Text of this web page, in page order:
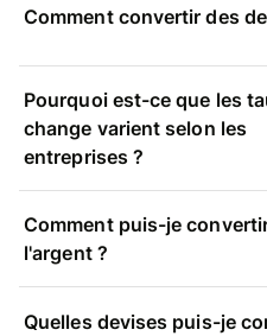
Comment convertir des
Pourquoi est-ce que les
change varient selon les
entreprises ?
Comment puis-je
l'argent ?
Quelles devises puis-je